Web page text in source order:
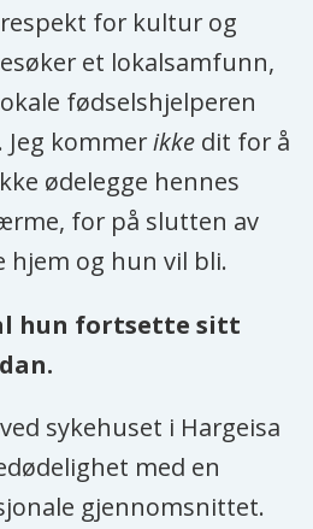
for kultur og
et lokalsamfunn,
fødselshjelperen
Jeg kommerikke dit for å
ødelegge hennes
for på slutten av
hjem og hun vil bli.
hun fortsette sitt
sykehuset i Hargeisa
med en
gjennomsnittet.